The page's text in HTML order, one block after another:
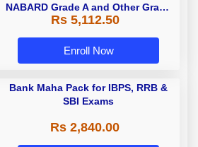
NABARD Grade A and Other Grade
A & Grade B Bank Exams
Rs 5,112.50
Enroll Now
Bank Maha Pack for IBPS, RRB &
SBI Exams
Rs 2,840.00